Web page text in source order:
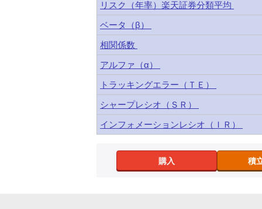
リスク（年率）楽天証券分類平均
ベータ（β）
相関係数
アルファ（α）
トラッキングエラー（ＴＥ）
シャープレシオ（ＳＲ）
インフォメーションレシオ（ＩＲ）
購入 積